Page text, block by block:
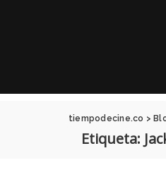
tiempodecine.co >
Etiqueta: